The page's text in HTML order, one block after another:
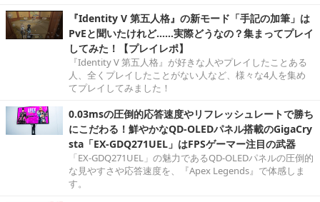
『Identity V 第五人格』の新モード「手記の加筆」は
PvEと聞いたけれど……実際どうなの？集まってプレイ
してみた！【プレイレポ】
『Identity V 第五人格』が好きな人やプレイしたことある
人、全くプレイしたことがない人など、様々な4人を集め
てプレイしてみました！
0.03msの圧倒的応答速度やリフレッシュレートで勝ち
にこだわる！鮮やかなQD-OLEDパネル搭載のGigaCry
sta「EX-GDQ271UEL」はFPSゲーマー注目の武器
「EX-GDQ271UEL」の魅力であるQD-OLEDパネルの圧倒的
な見やすさや応答速度を、『Apex Legends』で体感しま
す。